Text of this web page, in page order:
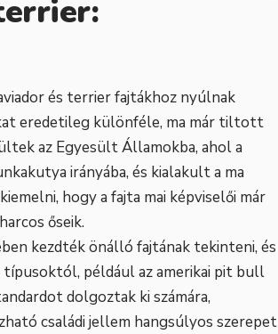
és terrier fajtákhoz nyúlnak
eredetileg különféle, ma már tiltott
az Egyesült Államokba, ahol a
irányába, és kialakult a ma
hogy a fajta mai képviselői már
őseik.
kezdték önálló fajtának tekinteni, és
például az amerikai pit bull
dolgoztak ki számára,
családi jellem hangsúlyos szerepet